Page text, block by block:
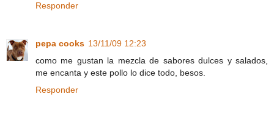
Responder
pepa cooks 13/11/09 12:23
como me gustan la mezcla de sabores dulces y salados,
me encanta y este pollo lo dice todo, besos.
Responder